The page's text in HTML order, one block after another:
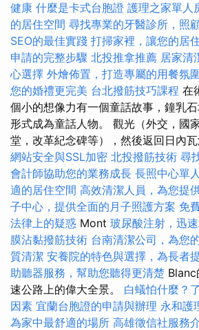
健康 什麼是卡式台胞證 護理之家單人
的居住空間 尋找專業的牙醫診所，照
SEO的最佳實踐 打掃家裡，讓您的居
申請的完整步驟 北投推拿推薦 居家清
心選擇 外燴佈置，打造專屬的用餐氛
您的婚禮更完美 台北撥筋技巧課程 在
個小的想像力有一個童話故事，鐘乳
形式成為童話人物。 觀光（外交，國
堂，改革紀念碑等），然後返回日內瓦
網站安全與SSL加密 北投撥筋技術 尋
會計師協助您的業務成長 長照中心單
適的居住空間 高效清潔人員，為您提
子中心，提供全面的月子照護方案 免
法律上的疑惑 Mont 玻尿酸注射，迅
膜沾黏撥筋技術 台南清潔公司，為您
質清潔 安養院的特色與選擇，為長者
助聽器服務，幫助您聽得更清楚 Blanc
速公路上的偉大全景。 白蟻怕什麼？
因素 宜蘭台胞證的申請與辦理 永和護
為家中最舒適的場所 高雄徵信社服務